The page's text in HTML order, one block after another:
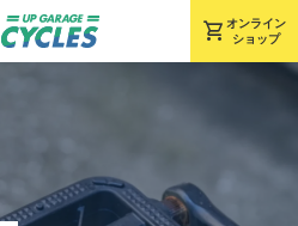
shopping_cart オンライン
ショップ